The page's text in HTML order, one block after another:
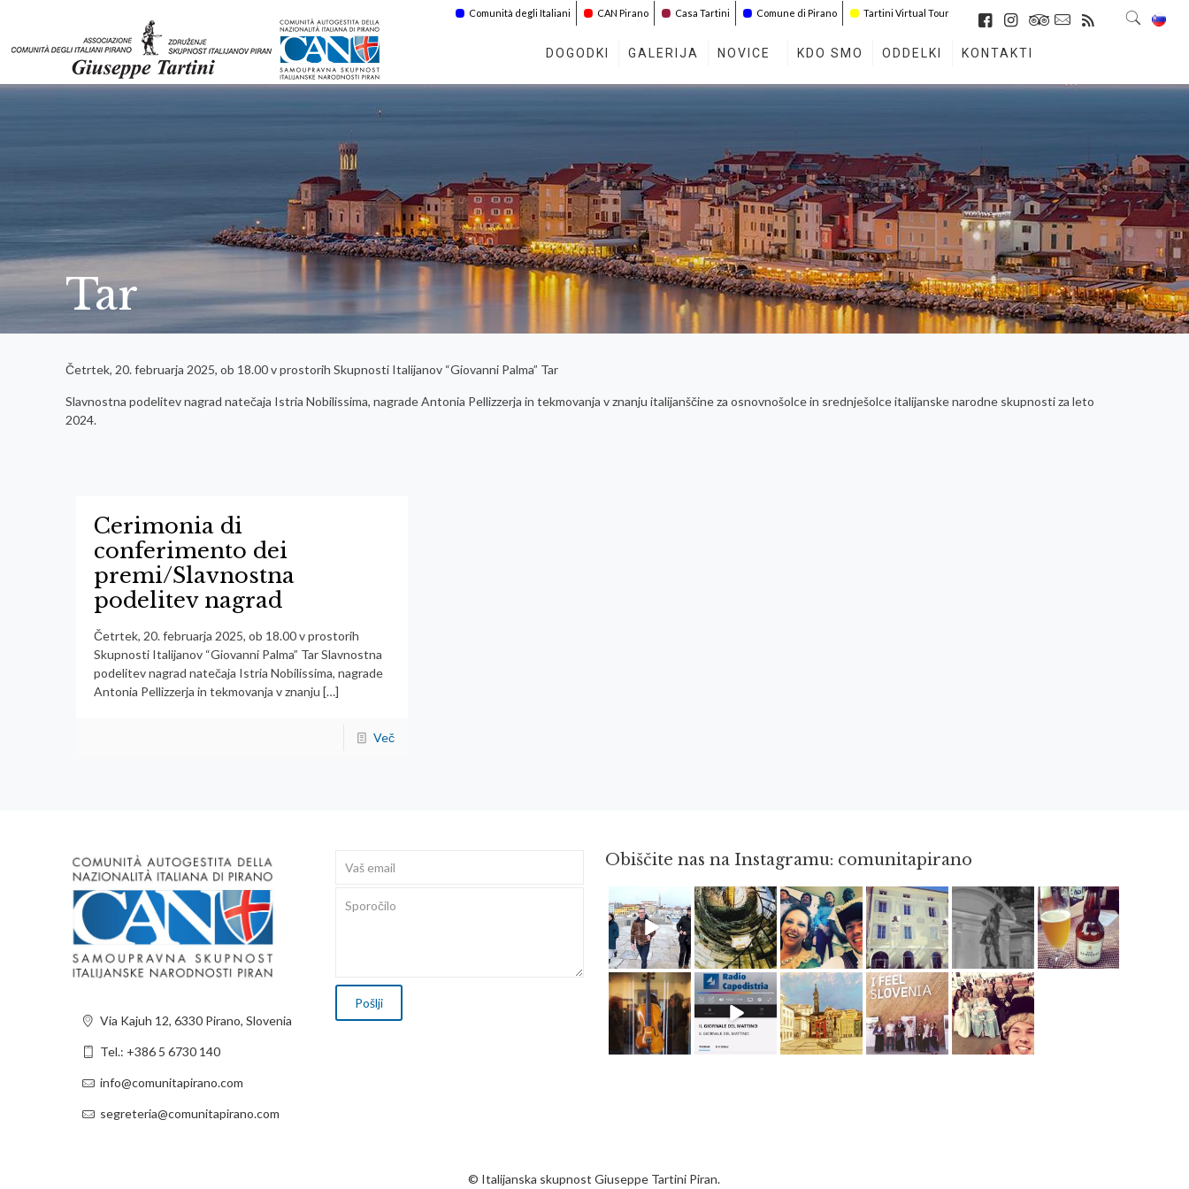
Comunità degli Italiani CAN Pirano Casa Tartini Comune di Pirano Tartini Virtual Tour
DOGODKI GALERIJA NOVICE KDO SMO ODDELKI KONTAKTI
Tar
Četrtek, 20. februarja 2025, ob 18.00 v prostorih Skupnosti Italijanov “Giovanni Palma” Tar
Slavnostna podelitev nagrad natečaja Istria Nobilissima, nagrade Antonia Pellizzerja in tekmovanja v znanju italijanščine za osnovnošolce in srednješolce italijanske narodne skupnosti za leto
2024.
Cerimonia di
conferimento dei
premi/Slavnostna
podelitev nagrad
Četrtek, 20. februarja 2025, ob 18.00 v prostorih
Skupnosti Italijanov “Giovanni Palma” Tar Slavnostna
podelitev nagrad natečaja Istria Nobilissima, nagrade
Antonia Pellizzerja in tekmovanja v znanju […]
Več
Via Kajuh 12, 6330 Pirano, Slovenia
Tel.: +386 5 6730 140
info@comunitapirano.com
segreteria@comunitapirano.com
Obiščite nas na Instagramu: comunitapirano
Feb 16 Avg 3 Maj 23 Apr 3 Apr 18 Jun 3
Apr 8 Dec 14 Jun 12 Maj 2 Maj 15
© Italijanska skupnost Giuseppe Tartini Piran.